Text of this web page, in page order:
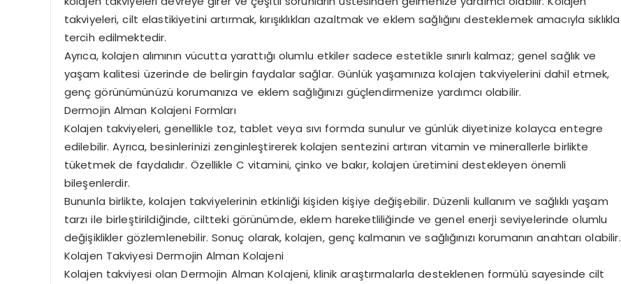
takviyeleri, cilt elastikiyetini artırmak, kırışıklıkları azaltmak ve eklem sağlığını desteklemek amacıyla sıklıkla
tercih edilmektedir.
Ayrıca, kolajen alımının vücutta yarattığı olumlu etkiler sadece estetikle sınırlı kalmaz; genel sağlık ve
yaşam kalitesi üzerinde de belirgin faydalar sağlar. Günlük yaşamınıza kolajen takviyelerini dahil etmek,
genç görünümünüzü korumanıza ve eklem sağlığınızı güçlendirmenize yardımcı olabilir.
Dermojin Alman Kolajeni Formları
Kolajen takviyeleri, genellikle toz, tablet veya sıvı formda sunulur ve günlük diyetinize kolayca entegre
edilebilir. Ayrıca, besinlerinizi zenginleştirerek kolajen sentezini artıran vitamin ve minerallerle birlikte
tüketmek de faydalıdır. Özellikle C vitamini, çinko ve bakır, kolajen üretimini destekleyen önemli
bileşenlerdir.
Bununla birlikte, kolajen takviyelerinin etkinliği kişiden kişiye değişebilir. Düzenli kullanım ve sağlıklı yaşam
tarzı ile birleştirildiğinde, ciltteki görünümde, eklem hareketliliğinde ve genel enerji seviyelerinde olumlu
değişiklikler gözlemlenebilir. Sonuç olarak, kolajen, genç kalmanın ve sağlığınızı korumanın anahtarı olabilir.
Kolajen Takviyesi Dermojin Alman Kolajeni
Kolajen takviyesi olan Dermojin Alman Kolajeni, klinik araştırmalarla desteklenen formülü sayesinde cilt